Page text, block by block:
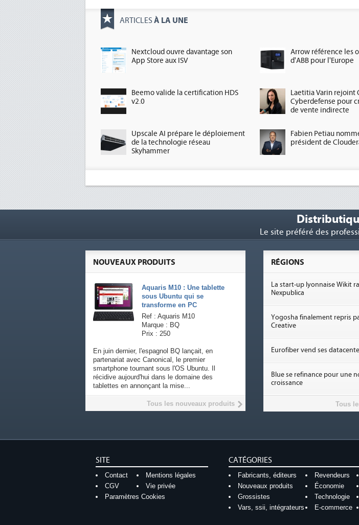
ARTICLES À LA UNE
Nextcloud ouvre davantage son
App Store aux ISV
Arrow référence les
d'ABB pour l'Europe
Beemo valide la certification HDS
v2.0
Laetitia Varin rejoint
Cyberdefense pour
de vente indirecte
Upscale AI prépare le déploiement
de la technologie réseau
Skyhammer
Fabien Petiau
président de
Le site préféré des
NOUVEAUX PRODUITS
Aquaris M10 : Une tablette
sous Ubuntu qui se
transforme en PC
Ref : Aquaris M10
Marque : BQ
Prix : 250
En juin dernier, l'espagnol BQ lançait, en
partenariat avec Canonical, le premier
smartphone tournant sous l'OS Ubuntu. Il
récidive aujourd'hui dans le domaine des
tablettes en annonçant la mise...
Tous les nouveaux produits
RÉGIONS
La start-up lyonnaise Wikit
Nexpublica
Yogosha finalement repris
Creative
Eurofiber vend ses
Blue se refinance pour une
croissance
Tous
SITE
Contact
Mentions légales
CGV
Vie privée
Paramètres Cookies
CATÉGORIES
Fabricants, éditeurs Revendeurs
Nouveaux produits
Économie
Grossistes
Technologie
Vars, ssii, intégrateurs
E-commerce